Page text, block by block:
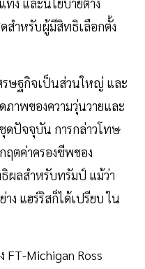
ท้ง และนโยบายต่าง
สำหรับผู้มีสิทธิเลือกตั้ง
รษฐกิจเป็นส่วนใหญ่ และ
าพของความวุ่นวายและ
ดปัจจุบัน การกล่าวโทษ
ฤตค่าครองชีพของ
ผลสำหรับทรัมป์ แม้ว่า
ง แฮร์ริสก็ได้เปรียบ ใน
FT-Michigan Ross